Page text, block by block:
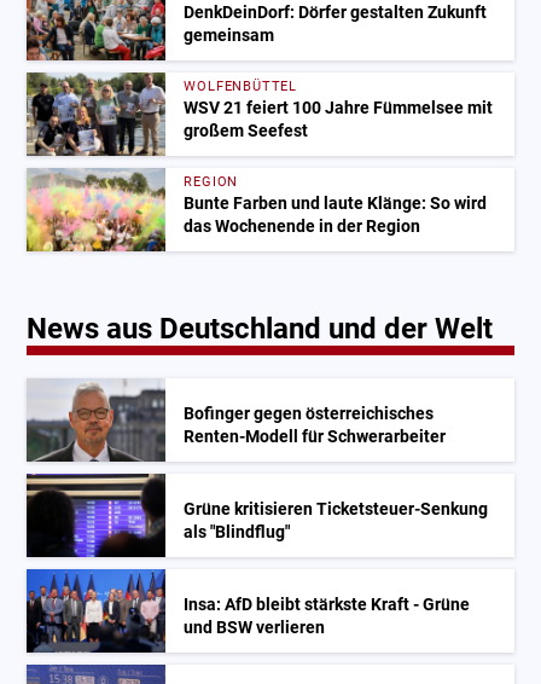
DenkDeinDorf: Dörfer gestalten Zukunft
gemeinsam
WOLFENBÜTTEL
WSV 21 feiert 100 Jahre Fümmelsee mit
großem Seefest
REGION
Bunte Farben und laute Klänge: So wird
das Wochenende in der Region
News aus Deutschland und der Welt
Bofinger gegen österreichisches
Renten-Modell für Schwerarbeiter
Grüne kritisieren Ticketsteuer-Senkung
als "Blindflug"
Insa: AfD bleibt stärkste Kraft - Grüne
und BSW verlieren